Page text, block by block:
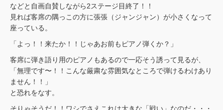
などと自画自賛しながら2ステージ目終了！！
見れば客席の隅っこの方に張張（ジャンジャン）が小さくなって
座っている。
「よっ！！来たか！！じゃあお前もピアノ弾くか？」
客席に弾き語り用のピアノもあるので一応そう誘って見るが、
「無理です〜！！こんな厳粛な雰囲気なところで弾けるわけあり
ません！！」
と恐れをなす。